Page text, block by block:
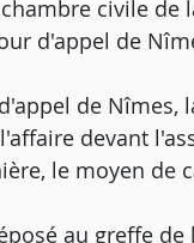
civile de
d'appel de
de Nîmes,
devant
le moyen de
au greffe de